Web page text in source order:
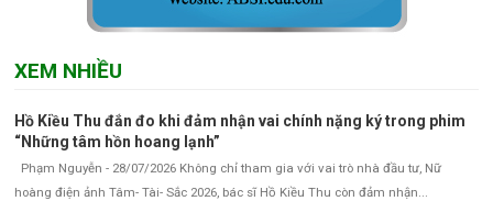
XEM NHIỀU
Hồ Kiều Thu đắn đo khi đảm nhận vai chính nặng ký trong phim
“Những tâm hồn hoang lạnh”
Phạm Nguyễn - 28/07/2026 Không chỉ tham gia với vai trò nhà đầu tư, Nữ
hoàng điện ảnh Tâm- Tài- Sắc 2026, bác sĩ Hồ Kiều Thu còn đảm nhận...